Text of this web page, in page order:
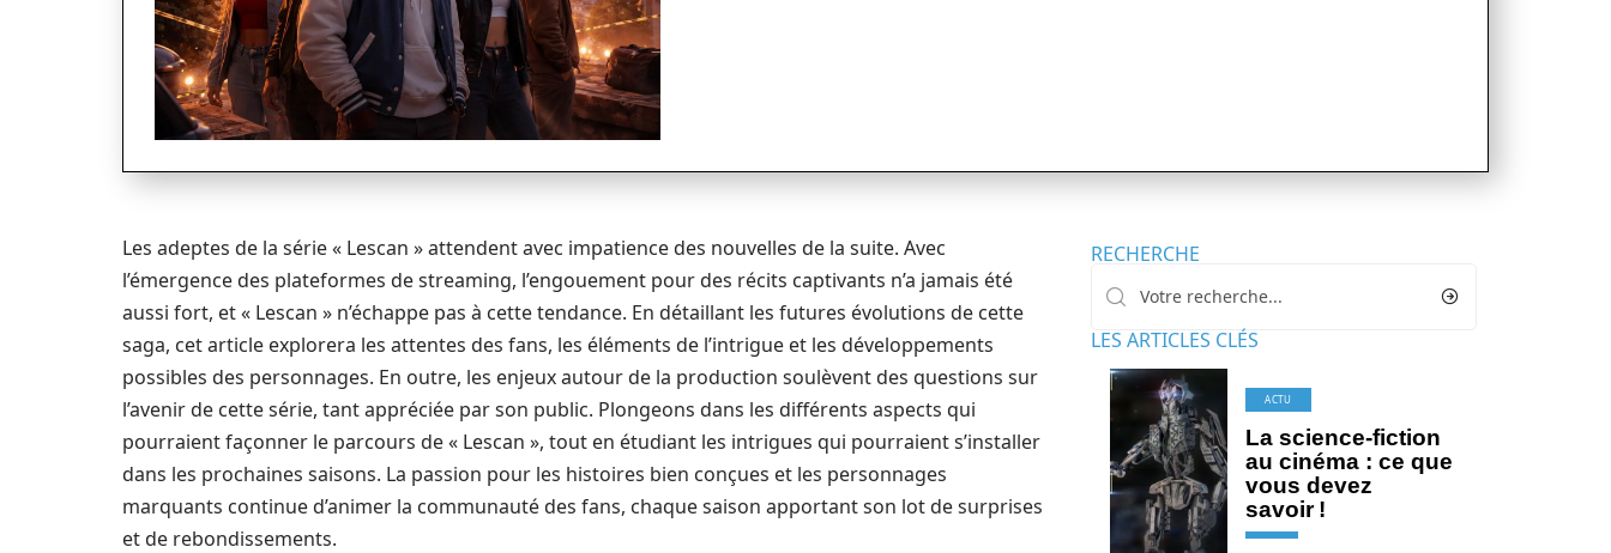
Les adeptes de la série « Lescan » attendent avec impatience des nouvelles de la suite. Avec
l’émergence des plateformes de streaming, l’engouement pour des récits captivants n’a jamais été
aussi fort, et « Lescan » n’échappe pas à cette tendance. En détaillant les futures évolutions de cette
saga, cet article explorera les attentes des fans, les éléments de l’intrigue et les développements
possibles des personnages. En outre, les enjeux autour de la production soulèvent des questions sur
l’avenir de cette série, tant appréciée par son public. Plongeons dans les différents aspects qui
pourraient façonner le parcours de « Lescan », tout en étudiant les intrigues qui pourraient s’installer
dans les prochaines saisons. La passion pour les histoires bien conçues et les personnages
marquants continue d’animer la communauté des fans, chaque saison apportant son lot de surprises
et de rebondissements.
RECHERCHE
LES ARTICLES CLÉS
ACTU
La science-fiction
au cinéma : ce que
vous devez
savoir !